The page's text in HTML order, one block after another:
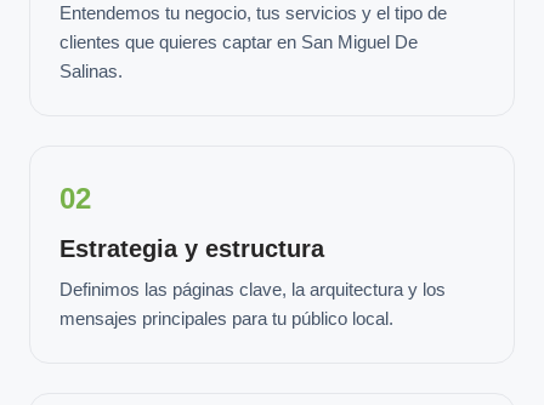
Entendemos tu negocio, tus servicios y el tipo de
clientes que quieres captar en San Miguel De
Salinas.
02
Estrategia y estructura
Definimos las páginas clave, la arquitectura y los
mensajes principales para tu público local.